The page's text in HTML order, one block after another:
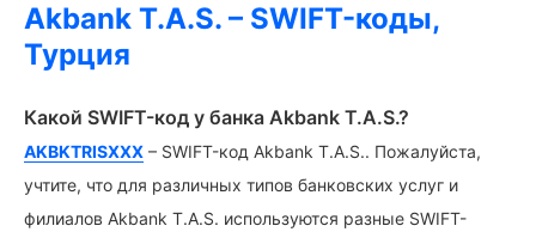
Akbank T.A.S. – SWIFT-коды,
Турция
Какой SWIFT-код у банка Akbank T.A.S.?
AKBKTRISXXX – SWIFT-код Akbank T.A.S.. Пожалуйста,
учтите, что для различных типов банковских услуг и
филиалов Akbank T.A.S. используются разные SWIFT-